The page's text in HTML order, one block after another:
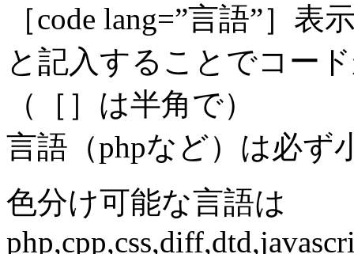
［code lang=”言語”］
と記入することでコー
（［］は半角で）
言語（phpなど）は必ず
色分け可能な言語は